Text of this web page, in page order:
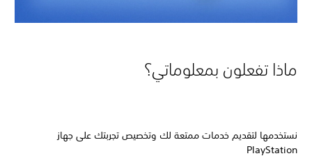
ماذا تفعلون بمعلوماتي؟
نستخدمها لتقديم خدمات ممتعة لك وتخصيص تجربتك على جهاز
PlayStation‏